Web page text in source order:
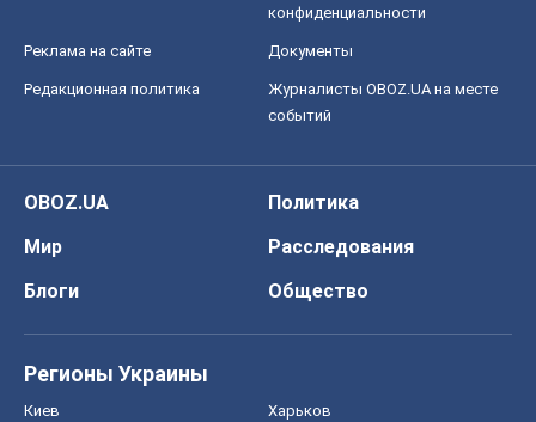
конфиденциальности
Реклама на сайте Документы
Редакционная политика
Журналисты OBOZ.UA на месте
событий
OBOZ.UA
Политика
Мир
Расследования
Блоги
Общество
Регионы Украины
Киев Харьков